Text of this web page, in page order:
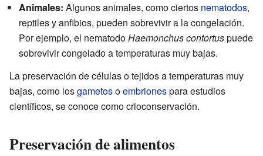
Animales: Algunos animales, como ciertos nematodos,
reptiles y anfibios, pueden sobrevivir a la congelación.
Por ejemplo, el nematodoHaemonchus contortuspuede
sobrevivir congelado a temperaturas muy bajas.
La preservación de células o tejidos a temperaturas muy
bajas, como losgametosoembrionespara estudios
científicos, se conoce como crioconservación.
Preservación de alimentos